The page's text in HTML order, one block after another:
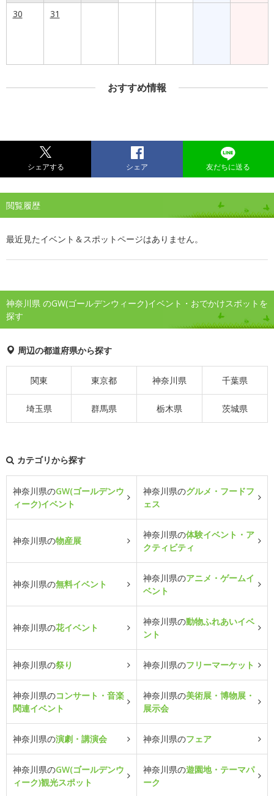
30 31
おすすめ情報
シェアする シェア 友だちに送る
閲覧履歴
最近見たイベント＆スポットページはありません。
神奈川県 のGW(ゴールデンウィーク)イベント・おでかけスポットを
探す
周辺の都道府県から探す
関東 東京都 神奈川県 千葉県
埼玉県 群馬県 栃木県 茨城県
カテゴリから探す
神奈川県のGW(ゴールデンウ
ィーク)イベント
神奈川県のグルメ・フードフ
ェス
神奈川県の物産展
神奈川県の体験イベント・ア
クティビティ
神奈川県の無料イベント
神奈川県のアニメ・ゲームイ
ベント
神奈川県の花イベント
神奈川県の動物ふれあいイベ
ント
神奈川県の祭り 神奈川県のフリーマーケット
神奈川県のコンサート・音楽
関連イベント
神奈川県の美術展・博物展・
展示会
神奈川県の演劇・講演会 神奈川県のフェア
神奈川県のGW(ゴールデンウ
ィーク)観光スポット
神奈川県の遊園地・テーマパ
ーク